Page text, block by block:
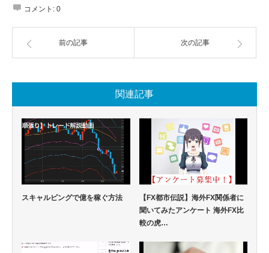
コメント: 0
前の記事 次の記事
関連記事
スキャルピングで億を稼ぐ方法
【FX都市伝説】海外FX関係者に
聞いてみたアンケート 海外FX比
較の虎…